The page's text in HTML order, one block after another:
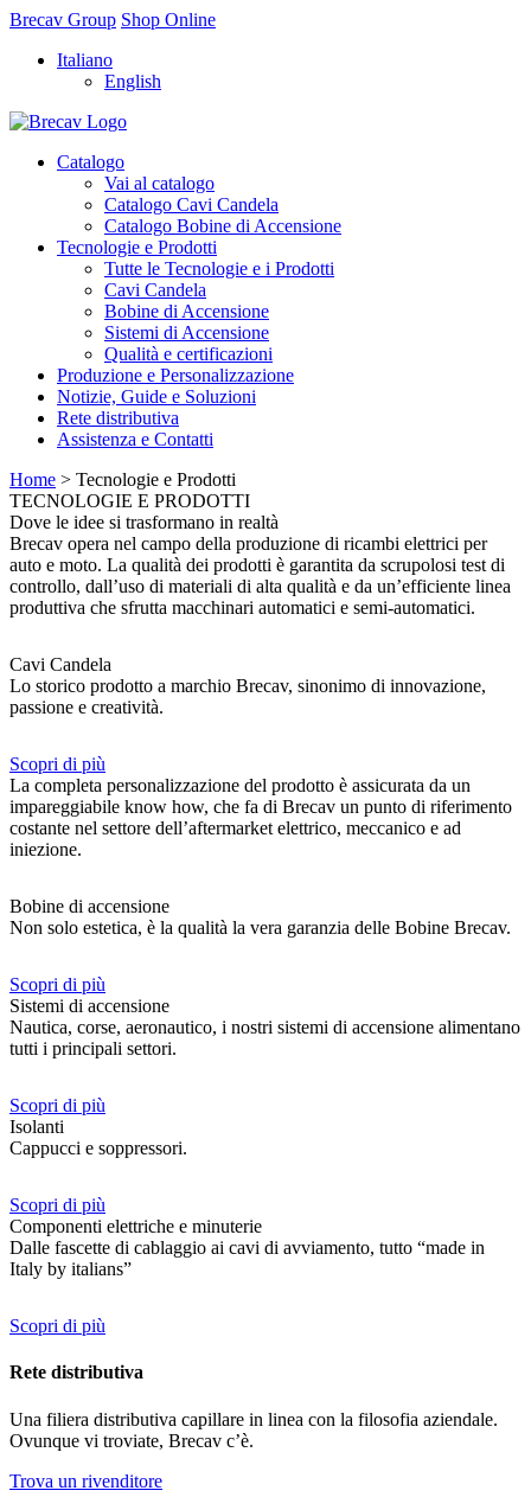
Brecav Group Shop Online
Italiano
English
Catalogo
Vai al catalogo
Catalogo Cavi Candela
Catalogo Bobine di Accensione
Tecnologie e Prodotti
Tutte le Tecnologie e i Prodotti
Cavi Candela
Bobine di Accensione
Sistemi di Accensione
Qualità e certificazioni
Produzione e Personalizzazione
Notizie, Guide e Soluzioni
Rete distributiva
Assistenza e Contatti
Home > Tecnologie e Prodotti
TECNOLOGIE E PRODOTTI
Dove le idee si trasformano in realtà
Brecav opera nel campo della produzione di ricambi elettrici per
auto e moto. La qualità dei prodotti è garantita da scrupolosi test di
controllo, dall’uso di materiali di alta qualità e da un’efficiente linea
produttiva che sfrutta macchinari automatici e semi-automatici.
Cavi Candela
Lo storico prodotto a marchio Brecav, sinonimo di innovazione,
passione e creatività.
Scopri di più
La completa personalizzazione del prodotto è assicurata da un
impareggiabile know how, che fa di Brecav un punto di riferimento
costante nel settore dell’aftermarket elettrico, meccanico e ad
iniezione.
Bobine di accensione
Non solo estetica, è la qualità la vera garanzia delle Bobine Brecav.
Scopri di più
Sistemi di accensione
Nautica, corse, aeronautico, i nostri sistemi di accensione alimentano
tutti i principali settori.
Scopri di più
Isolanti
Cappucci e soppressori.
Scopri di più
Componenti elettriche e minuterie
Dalle fascette di cablaggio ai cavi di avviamento, tutto “made in
Italy by italians”
Scopri di più
Rete distributiva
Una filiera distributiva capillare in linea con la filosofia aziendale.
Ovunque vi troviate, Brecav c’è.
Trova un rivenditore